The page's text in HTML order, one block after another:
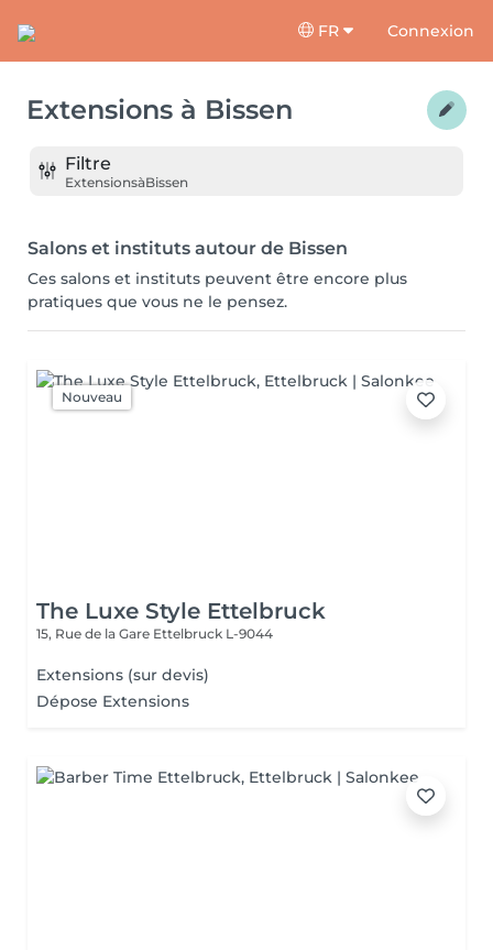
FR Connexion
Extensions à Bissen
Filtre
ExtensionsàBissen
Salons et instituts autour de Bissen
Ces salons et instituts peuvent être encore plus
pratiques que vous ne le pensez.
Nouveau
The Luxe Style Ettelbruck
15, Rue de la Gare Ettelbruck L-9044
Extensions (sur devis)
Dépose Extensions